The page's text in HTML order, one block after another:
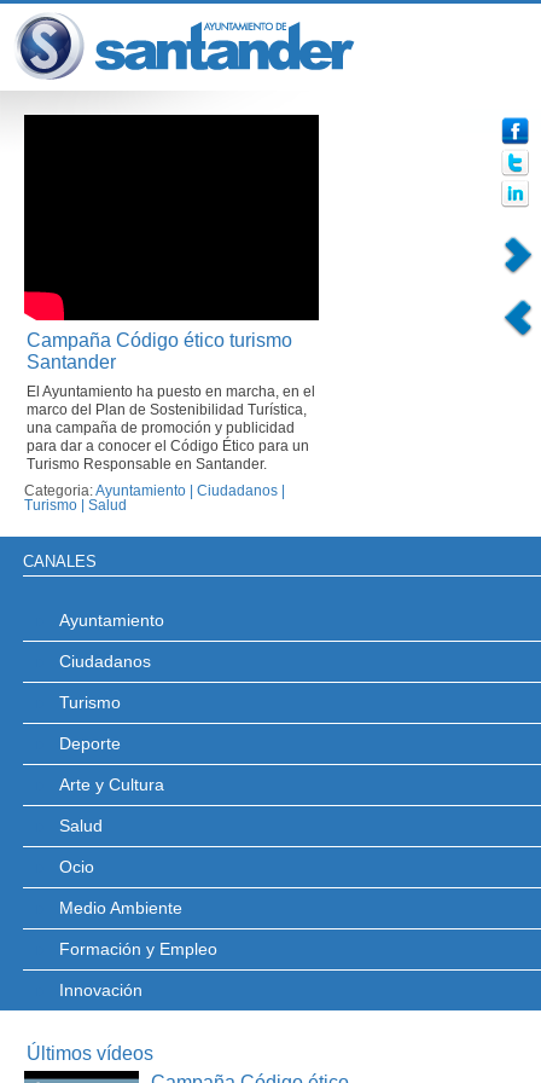
Campaña Código ético turismo
Santander
El Ayuntamiento ha puesto en marcha, en el
marco del Plan de Sostenibilidad Turística,
una campaña de promoción y publicidad
para dar a conocer el Código Ético para un
Turismo Responsable en Santander.
Categoria:Ayuntamiento Ciudadanos
Turismo
Salud
CANALES
Ayuntamiento
Ciudadanos
Turismo
Deporte
Arte y Cultura
Salud
Ocio
Medio Ambiente
Formación y Empleo
Innovación
Últimos vídeos